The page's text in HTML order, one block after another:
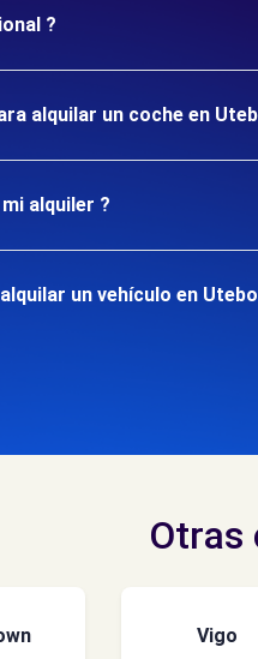
?
alquilar un coche en
alquiler ?
un vehículo en
Otras
Vigo